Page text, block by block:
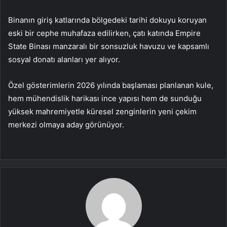
Binanın giriş katlarında bölgedeki tarihi dokuyu koruyan
eski bir cephe muhafaza edilirken, çatı katında Empire
State Binası manzaralı bir sonsuzluk havuzu ve kapsamlı
sosyal donatı alanları yer alıyor.
Özel gösterimlerin 2026 yılında başlaması planlanan kule,
hem mühendislik harikası ince yapısı hem de sunduğu
yüksek mahremiyetle küresel zenginlerin yeni çekim
merkezi olmaya aday görünüyor.